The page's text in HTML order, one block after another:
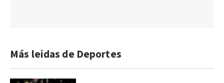
Más leidas de Deportes